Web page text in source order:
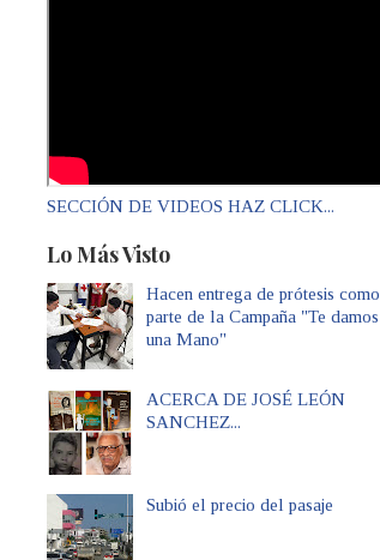
SECCIÓN DE VIDEOS HAZ CLICK...
Lo Más Visto
Hacen entrega de prótesis como
parte de la Campaña "Te damos
una Mano"
ACERCA DE JOSÉ LEÓN
SANCHEZ...
Subió el precio del pasaje